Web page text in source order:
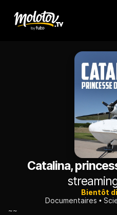
Catalina,
Bientôt
Documentaires
~~